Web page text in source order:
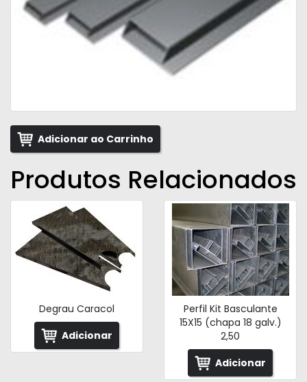
Adicionar ao Carrinho
Produtos Relacionados
Degrau Caracol
Adicionar
Perfil Kit Basculante
15X15 (chapa 18 galv.)
2,50
Adicionar